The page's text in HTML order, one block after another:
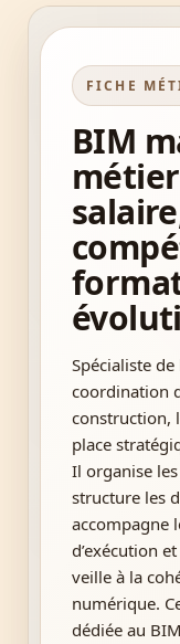
FICHE
BIM
Spécialiste
coordination
construction,
place
Il organise
structure les
accompagne
d’exécution
veille à la
numérique.
dédiée au